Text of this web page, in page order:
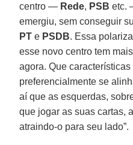
centro — Rede, PSB etc.
emergiu, sem conseguir
PT e PSDB. Essa
esse novo centro tem
agora. Que
preferencialmente se
aí que as esquerdas,
que jogar as suas cartas,
atraindo-o para seu lado”.